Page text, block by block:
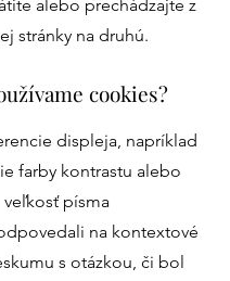
alebo prechádzajte z
stránky na druhú.
cookies?
displeja, napríklad
farby kontrastu alebo
veľkosť písma
na kontextové
s otázkou, či bol